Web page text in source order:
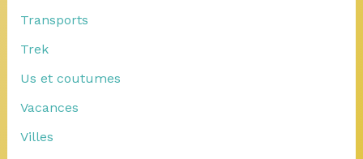
Transports
Trek
Us et coutumes
Vacances
Villes